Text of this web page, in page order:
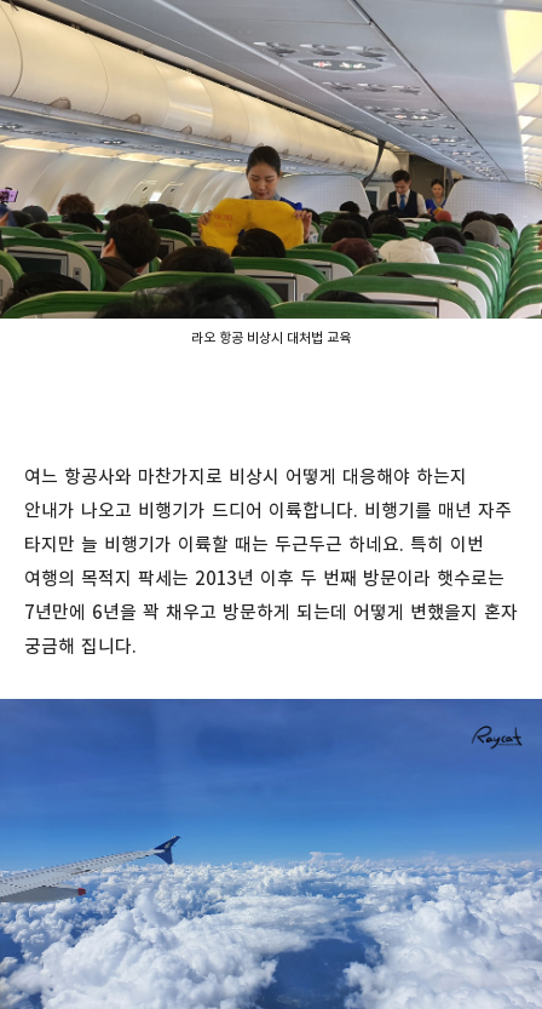
라오 항공 비상시 대처법 교육
여느 항공사와 마찬가지로 비상시 어떻게 대응해야 하는지
안내가 나오고 비행기가 드디어 이륙합니다. 비행기를 매년 자주
타지만 늘 비행기가 이륙할 때는 두근두근 하네요. 특히 이번
여행의 목적지 팍세는 2013년 이후 두 번째 방문이라 햇수로는
7년만에 6년을 꽉 채우고 방문하게 되는데 어떻게 변했을지 혼자
궁금해 집니다.